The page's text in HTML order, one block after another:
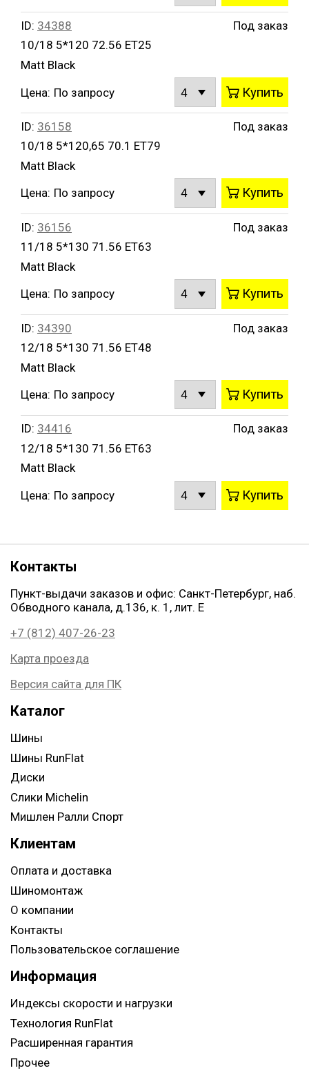
ID: 34388
10/18 5*120 72.56 ET25
Matt Black
Под заказ
Цена: По запросу Купить
ID: 36158
10/18 5*120,65 70.1 ET79
Matt Black
Под заказ
Цена: По запросу Купить
ID: 36156
11/18 5*130 71.56 ET63
Matt Black
Под заказ
Цена: По запросу Купить
ID: 34390
12/18 5*130 71.56 ET48
Matt Black
Под заказ
Цена: По запросу Купить
ID: 34416
12/18 5*130 71.56 ET63
Matt Black
Под заказ
Цена: По запросу Купить
Контакты
Пункт-выдачи заказов и офис: Санкт-Петербург, наб.
Обводного канала, д.136, к. 1, лит. Е
+7 (812) 407-26-23
Карта проезда
Версия сайта для ПК
Каталог
Шины
Шины RunFlat
Диски
Слики Michelin
Мишлен Ралли Спорт
Клиентам
Оплата и доставка
Шиномонтаж
О компании
Контакты
Пользовательское соглашение
Информация
Индексы скорости и нагрузки
Технология RunFlat
Расширенная гарантия
Прочее